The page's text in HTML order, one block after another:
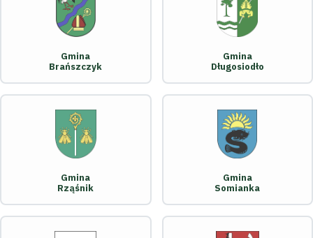
Gmina
Brańszczyk
Gmina
Długosiodło
Gmina
Rząśnik
Gmina
Somianka